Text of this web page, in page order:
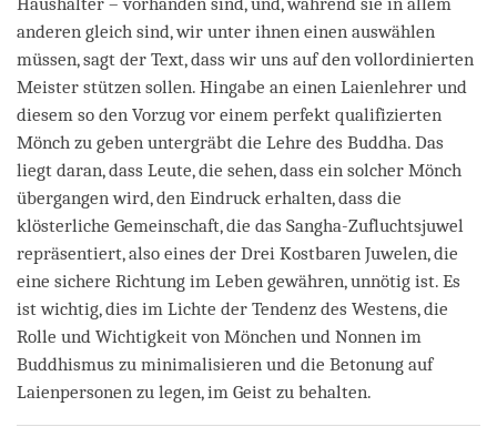
anderen gleich sind, wir unter ihnen einen auswählen
müssen, sagt der Text, dass wir uns auf den vollordinierten
Meister stützen sollen. Hingabe an einen Laienlehrer und
diesem so den Vorzug vor einem perfekt qualifizierten
Mönch zu geben untergräbt die Lehre des Buddha. Das
liegt daran, dass Leute, die sehen, dass ein solcher Mönch
übergangen wird, den Eindruck erhalten, dass die
klösterliche Gemeinschaft, die das Sangha-Zufluchtsjuwel
repräsentiert, also eines der Drei Kostbaren Juwelen, die
eine sichere Richtung im Leben gewähren, unnötig ist. Es
ist wichtig, dies im Lichte der Tendenz des Westens, die
Rolle und Wichtigkeit von Mönchen und Nonnen im
Buddhismus zu minimalisieren und die Betonung auf
Laienpersonen zu legen, im Geist zu behalten.